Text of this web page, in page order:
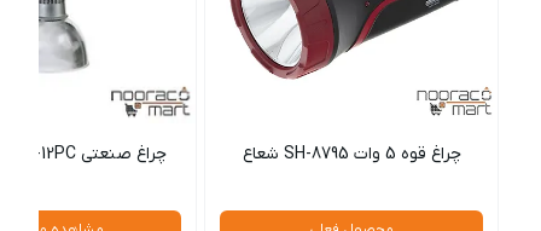
چراغ قوه 5 وات SH-8795 شعاع چراغ صنعتی SH-6157-12PC شعاع